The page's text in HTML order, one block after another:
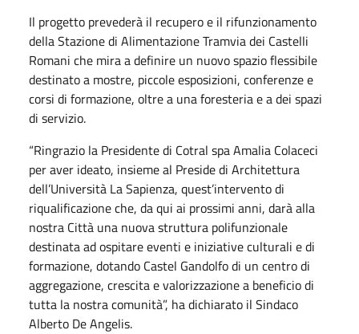
Il progetto prevederà il recupero e il rifunzionamento
della Stazione di Alimentazione Tramvia dei Castelli
Romani che mira a definire un nuovo spazio flessibile
destinato a mostre, piccole esposizioni, conferenze e
corsi di formazione, oltre a una foresteria e a dei spazi
di servizio.
“Ringrazio la Presidente di Cotral spa Amalia Colaceci
per aver ideato, insieme al Preside di Architettura
dell’Università La Sapienza, quest’intervento di
riqualificazione che, da qui ai prossimi anni, darà alla
nostra Città una nuova struttura polifunzionale
destinata ad ospitare eventi e iniziative culturali e di
formazione, dotando Castel Gandolfo di un centro di
aggregazione, crescita e valorizzazione a beneficio di
tutta la nostra comunità”, ha dichiarato il Sindaco
Alberto De Angelis.